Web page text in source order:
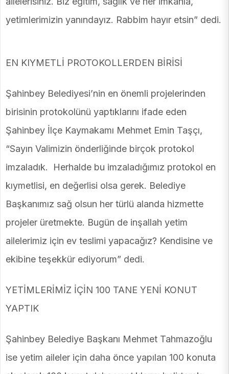
yetimlerimizin yanındayız. Rabbim hayır etsin” dedi.
EN KIYMETLİ PROTOKOLLERDEN BİRİSİ
Şahinbey Belediyesi’nin en önemli projelerinden
birisinin protokolünü yaptıklarını ifade eden
Şahinbey İlçe Kaymakamı Mehmet Emin Taşçı,
“Sayın Valimizin önderliğinde birçok protokol
imzaladık. Herhalde bu imzaladığımız protokol en
kıymetlisi, en değerlisi olsa gerek. Belediye
Başkanımız sağ olsun her türlü alanda hizmette
projeler üretmekte. Bugün de inşallah yetim
ailelerimiz için ev teslimi yapacağız? Kendisine ve
ekibine teşekkür ediyorum” dedi.
YETİMLERİMİZ İÇİN 100 TANE YENİ KONUT
YAPTIK
Şahinbey Belediye Başkanı Mehmet Tahmazoğlu
ise yetim aileler için daha önce yapılan 100 konuta